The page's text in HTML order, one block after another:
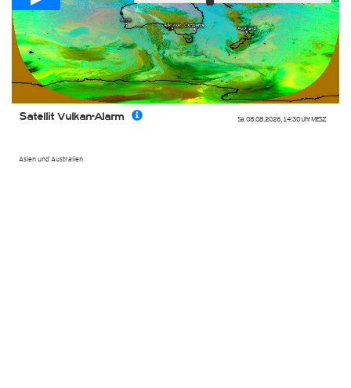
Sa. 08.08.2026, 14:30 UhrMESZ
Asien und Australien
Satellit Vulkan-Alarm
Schnell
Langsam